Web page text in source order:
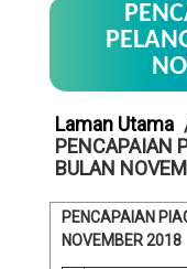
Laman Utama
PENCAPAIAN
BULAN
PENCAPAIAN
NOVEMBER 2018